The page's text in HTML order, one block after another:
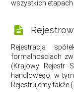
wszystkich
Rejestracja
formalnościach
(Krajowy Rejestr
handlowego, w
Rejestrujemy także